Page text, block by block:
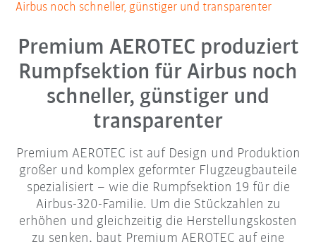
Airbus noch schneller, günstiger und transparenter
Premium AEROTEC produziert
Rumpfsektion für Airbus noch
schneller, günstiger und
transparenter
Premium AEROTEC ist auf Design und Produktion
großer und komplex geformter Flugzeugbauteile
spezialisiert – wie die Rumpfsektion 19 für die
Airbus-320-Familie. Um die Stückzahlen zu
erhöhen und gleichzeitig die Herstellungskosten
zu senken, baut Premium AEROTEC auf eine